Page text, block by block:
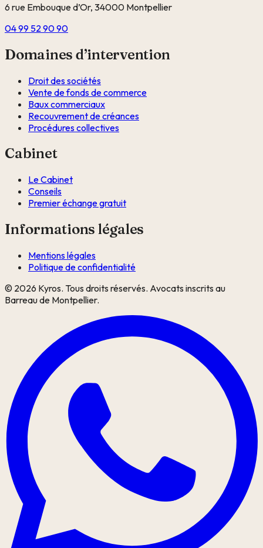
6 rue Embouque d’Or, 34000 Montpellier
04 99 52 90 90
Domaines d’intervention
Droit des sociétés
Vente de fonds de commerce
Baux commerciaux
Recouvrement de créances
Procédures collectives
Cabinet
Le Cabinet
Conseils
Premier échange gratuit
Informations légales
Mentions légales
Politique de confidentialité
© 2026 Kyros. Tous droits réservés. Avocats inscrits au
Barreau de Montpellier.